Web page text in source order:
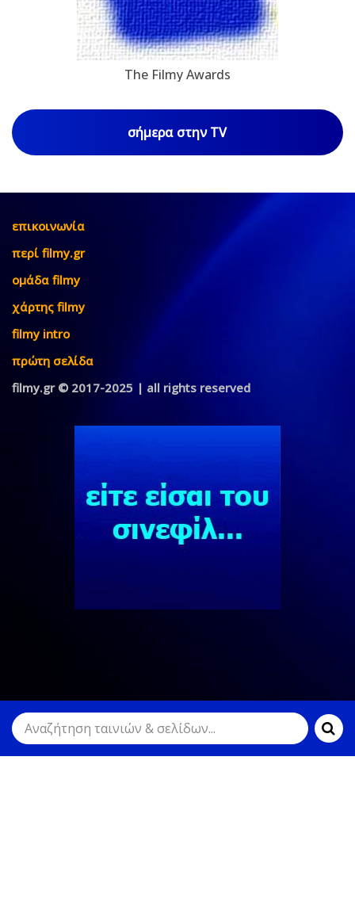
The Filmy Awards
σήμερα στην TV
επικοινωνία
περί filmy.gr
ομάδα filmy
χάρτης filmy
filmy intro
πρώτη σελίδα
filmy.gr © 2017-2025 | all rights reserved